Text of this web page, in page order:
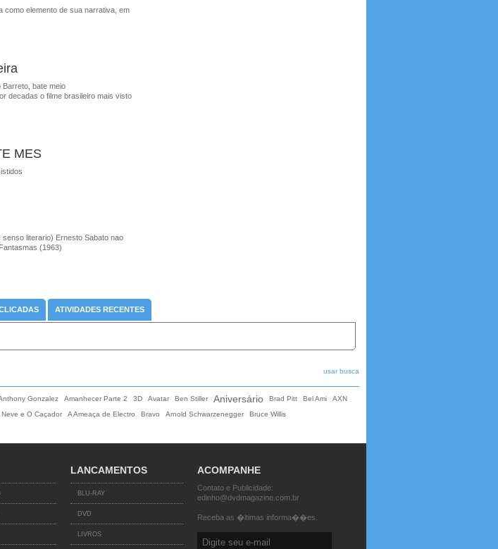
como elemento de sua narrativa, em
Barreto, bate meio
decadas o filme brasileiro mais visto
MES
literario) Ernesto Sabato nao
(1963)
ATIVIDADES RECENTES
usar busca
Gonzalez Amanhecer Parte 2 3D Avatar Ben Stiller Aniversário Brad Pitt Bel Ami AXN
e O Caçador A Ameaça de Electro Bravo Arnold Schwarzenegger Bruce Willis
LANCAMENTOS
BLU-RAY
DVD
LIVROS
ACOMPANHE
Contato e Publicidade:
edinho@dvdmagazine.com.br
Receba as �ltimas informa��es.